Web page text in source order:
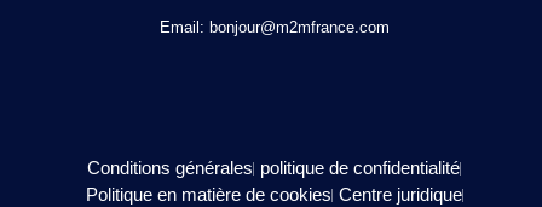
Email: bonjour@m2mfrance.com
Conditions générales politique de confidentialité
Politique en matière de cookies Centre juridique